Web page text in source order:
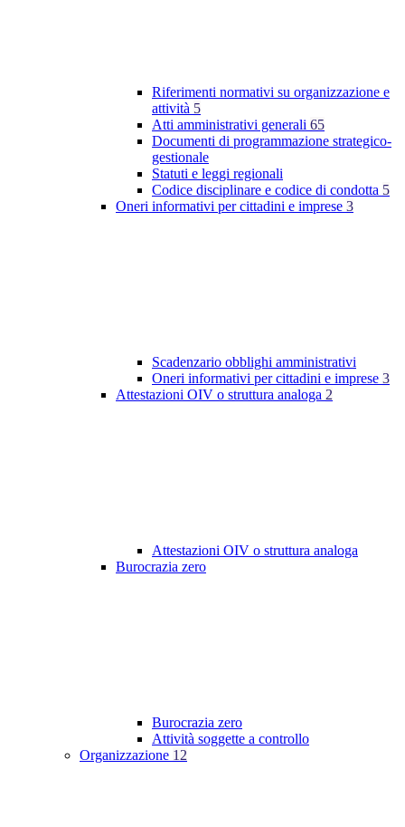
Riferimenti normativi su organizzazione e
attività 5
Atti amministrativi generali 65
Documenti di programmazione strategico-
gestionale
Statuti e leggi regionali
Codice disciplinare e codice di condotta 5
Oneri informativi per cittadini e imprese 3
Scadenzario obblighi amministrativi
Oneri informativi per cittadini e imprese 3
Attestazioni OIV o struttura analoga 2
Attestazioni OIV o struttura analoga
Burocrazia zero
Burocrazia zero
Attività soggette a controllo
Organizzazione 12